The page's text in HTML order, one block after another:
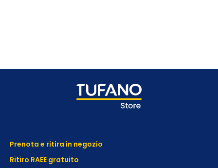
Prenota e ritira in negozio
Ritiro RAEE gratuito